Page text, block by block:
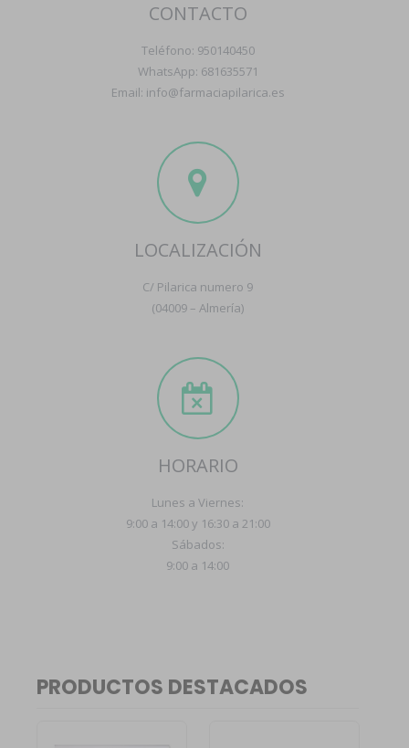
CONTACTO
Teléfono: 950140450
WhatsApp: 681635571
Email: info@farmaciapilarica.es
LOCALIZACIÓN
C/ Pilarica numero 9
(04009 – Almería)
HORARIO
Lunes a Viernes:
9:00 a 14:00 y 16:30 a 21:00
Sábados:
9:00 a 14:00